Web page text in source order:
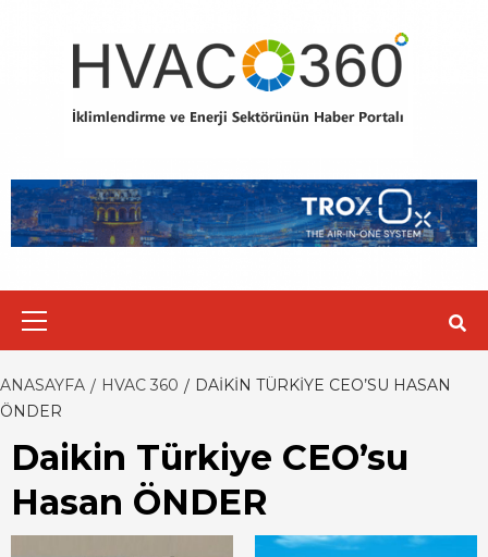
ANASAYFA HVAC 360
DAIKIN TÜRKIYE CEO’SU HASAN
ÖNDER
Daikin Türkiye CEO’su
Hasan ÖNDER